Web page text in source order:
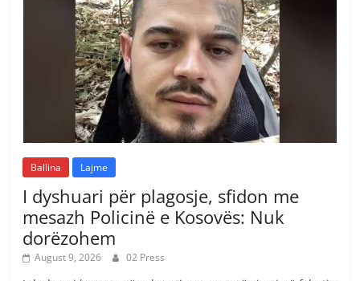
Ballina Lajme
I dyshuari për plagosje, sfidon me
mesazh Policinë e Kosovës: Nuk
dorëzohem
August 9, 2026 02 Press